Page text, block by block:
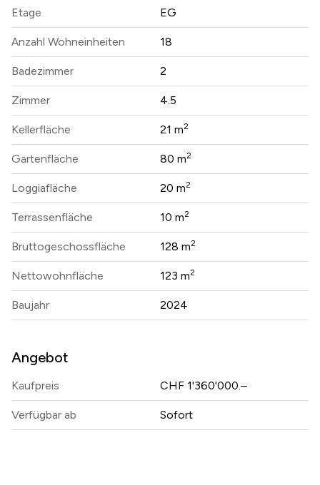
Etage EG
Anzahl Wohneinheiten 18
Badezimmer 2
Zimmer 4.5
Kellerfläche 21 m2
Gartenfläche 80 m2
Loggiafläche 20 m2
Terrassenfläche 10 m2
Bruttogeschossfläche 128 m2
Nettowohnfläche 123 m2
Baujahr 2024
Angebot
Kaufpreis CHF 1'360'000.–
Verfügbar ab Sofort